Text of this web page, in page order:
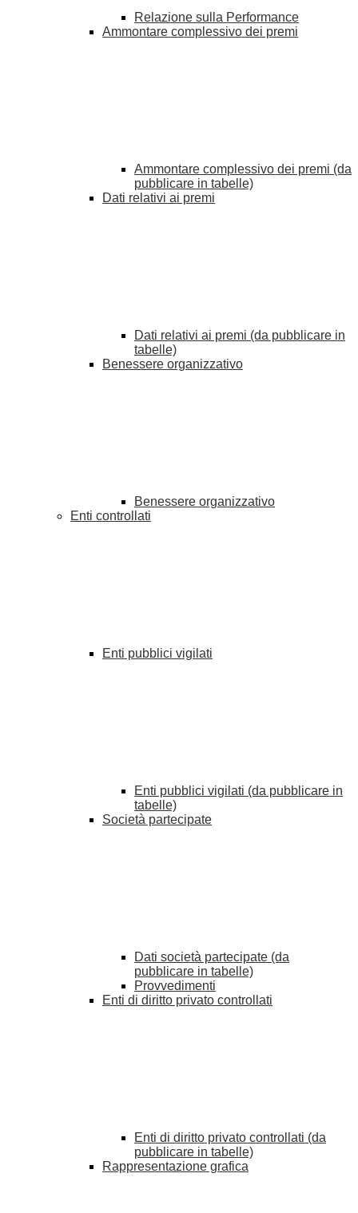
Relazione sulla Performance
Ammontare complessivo dei premi
Ammontare complessivo dei premi (da
pubblicare in tabelle)
Dati relativi ai premi
Dati relativi ai premi (da pubblicare in
tabelle)
Benessere organizzativo
Benessere organizzativo
Enti controllati
Enti pubblici vigilati
Enti pubblici vigilati (da pubblicare in
tabelle)
Società partecipate
Dati società partecipate (da
pubblicare in tabelle)
Provvedimenti
Enti di diritto privato controllati
Enti di diritto privato controllati (da
pubblicare in tabelle)
Rappresentazione grafica